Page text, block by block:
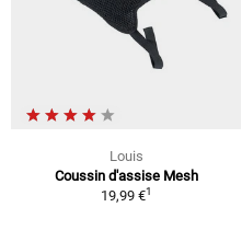
Louis
Coussin d'assise Mesh
19,99 €1